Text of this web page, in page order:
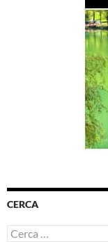
CERCA
Ricerca